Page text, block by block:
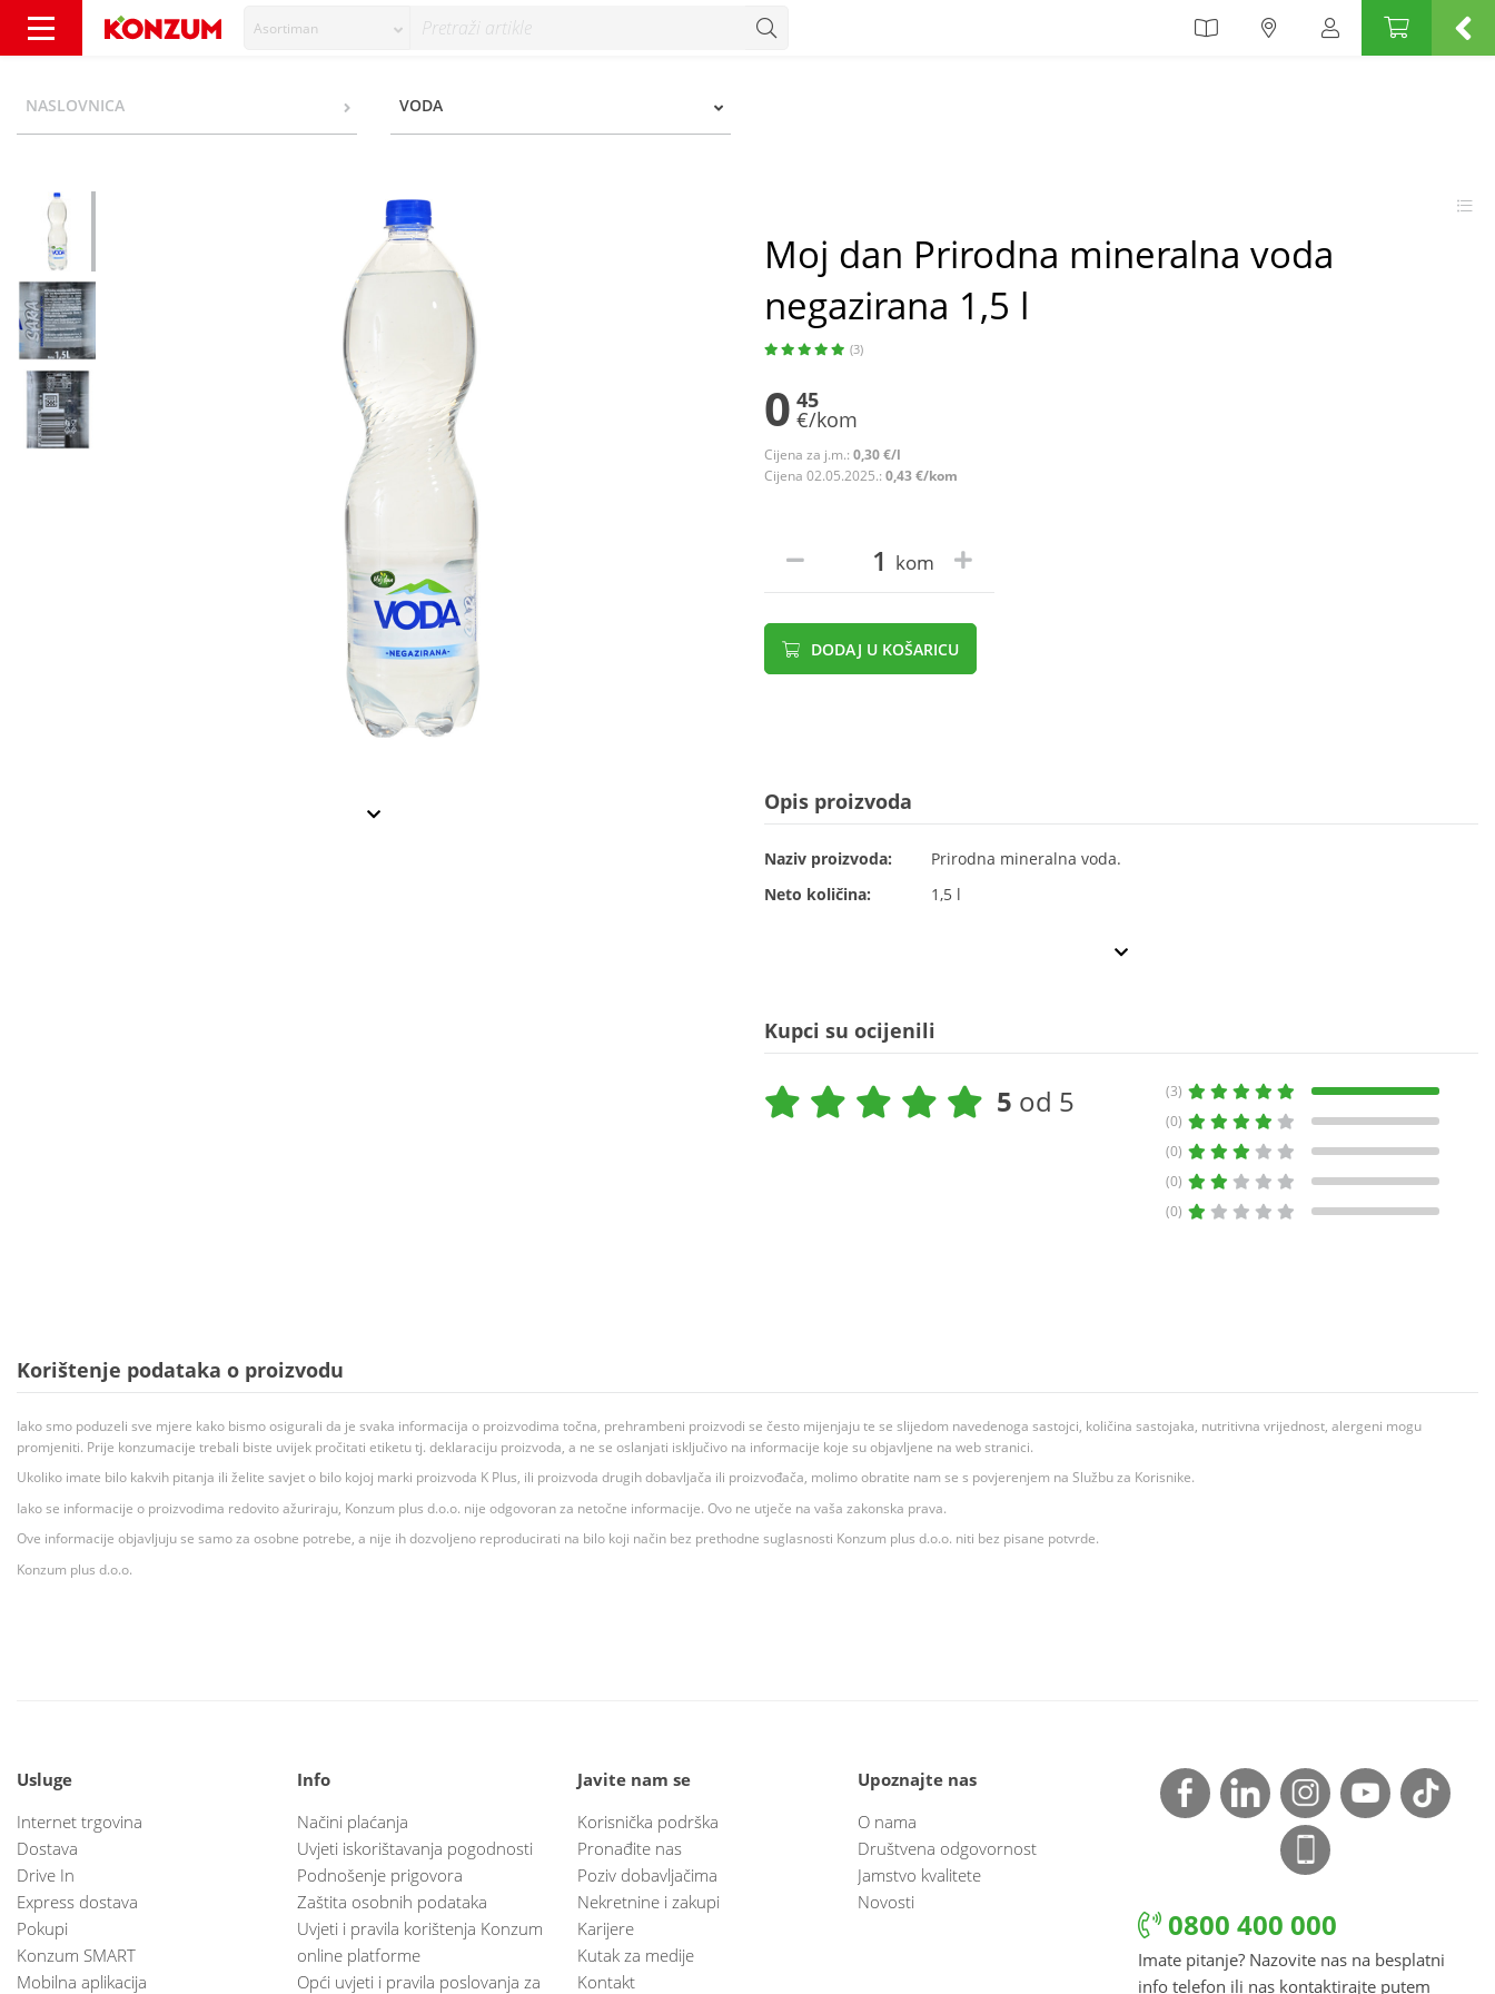
Asortiman
NASLOVNICA VODA
Moj dan Prirodna mineralna voda
negazirana 1,5 l
(3)
0 45
€/kom
Cijena za j.m.: 0,30 €/l
Cijena 02.05.2025.: 0,43 €/kom
kom
DODAJ U KOŠARICU
Opis proizvoda
Naziv proizvoda:
Prirodna mineralna voda.
Neto količina:
1,5 l
Kupci su ocijenili
5 od 5
(3)
(0)
(0)
(0)
(0)
Korištenje podataka o proizvodu
Iako smo poduzeli sve mjere kako bismo osigurali da je svaka informacija o proizvodima točna, prehrambeni proizvodi se često mijenjaju te se slijedom navedenoga sastojci, količina sastojaka, nutritivna vrijednost, alergeni mogu
promjeniti. Prije konzumacije trebali biste uvijek pročitati etiketu tj. deklaraciju proizvoda, a ne se oslanjati isključivo na informacije koje su objavljene na web stranici.
Ukoliko imate bilo kakvih pitanja ili želite savjet o bilo kojoj marki proizvoda K Plus, ili proizvoda drugih dobavljača ili proizvođača, molimo obratite nam se s povjerenjem na Službu za Korisnike.
Iako se informacije o proizvodima redovito ažuriraju, Konzum plus d.o.o. nije odgovoran za netočne informacije. Ovo ne utječe na vaša zakonska prava.
Ove informacije objavljuju se samo za osobne potrebe, a nije ih dozvoljeno reproducirati na bilo koji način bez prethodne suglasnosti Konzum plus d.o.o. niti bez pisane potvrde.
Konzum plus d.o.o.
Usluge
Internet trgovina
Dostava
Drive In
Express dostava
Pokupi
Konzum SMART
Mobilna aplikacija
Info
Načini plaćanja
Uvjeti iskorištavanja pogodnosti
Podnošenje prigovora
Zaštita osobnih podataka
Uvjeti i pravila korištenja Konzum
online platforme
Opći uvjeti i pravila poslovanja za
Javite nam se
Korisnička podrška
Pronađite nas
Poziv dobavljačima
Nekretnine i zakupi
Karijere
Kutak za medije
Kontakt
Upoznajte nas
O nama
Društvena odgovornost
Jamstvo kvalitete
Novosti
0800 400 000
Imate pitanje? Nazovite nas na besplatni
info telefon ili nas kontaktirajte putem